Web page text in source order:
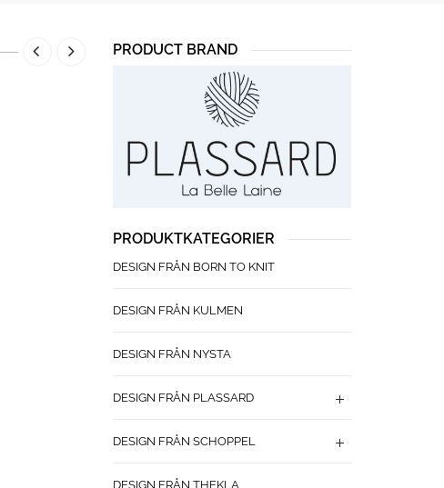
PRODUCT BRAND
PRODUKTKATEGORIER
DESIGN FRÅN BORN TO KNIT
DESIGN FRÅN KULMEN
DESIGN FRÅN NYSTA
DESIGN FRÅN PLASSARD
DESIGN FRÅN SCHOPPEL
DESIGN FRÅN THEKLA